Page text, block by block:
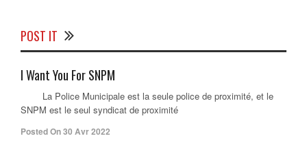
POST IT
I Want You For SNPM
La Police Municipale est la seule police de proximité, et le
SNPM est le seul syndicat de proximité
Posted On 30 Avr 2022